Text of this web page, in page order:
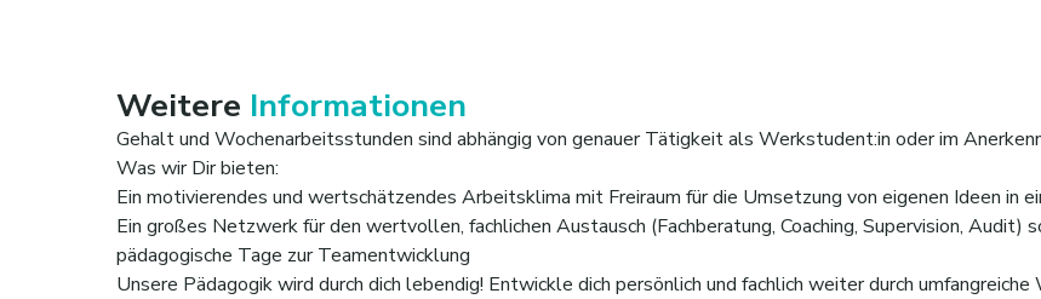
Weitere Informationen
Gehalt und Wochenarbeitsstunden sind abhängig von genauer Tätigkeit als Werkstudent:in oder im
Was wir Dir bieten:
Ein motivierendes und wertschätzendes Arbeitsklima mit Freiraum für die Umsetzung von eigenen Ideen in
Ein großes Netzwerk für den wertvollen, fachlichen Austausch (Fachberatung, Coaching, Supervision, Audit)
pädagogische Tage zur Teamentwicklung
Unsere Pädagogik wird durch dich lebendig! Entwickle dich persönlich und fachlich weiter durch